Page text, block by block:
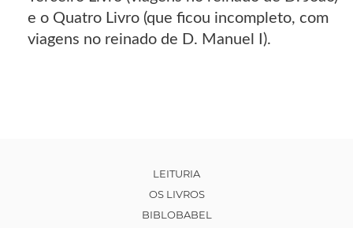
e o Quatro Livro (que ficou incompleto, com
viagens no reinado de D. Manuel I).
LEITURIA
OS LIVROS
BIBLOBABEL